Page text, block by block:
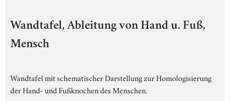
Wandtafel, Ableitung von Hand u. Fuß,
Mensch
Wandtafel mit schematischer Darstellung zur Homologisierung
der Hand- und Fußknochen des Menschen.